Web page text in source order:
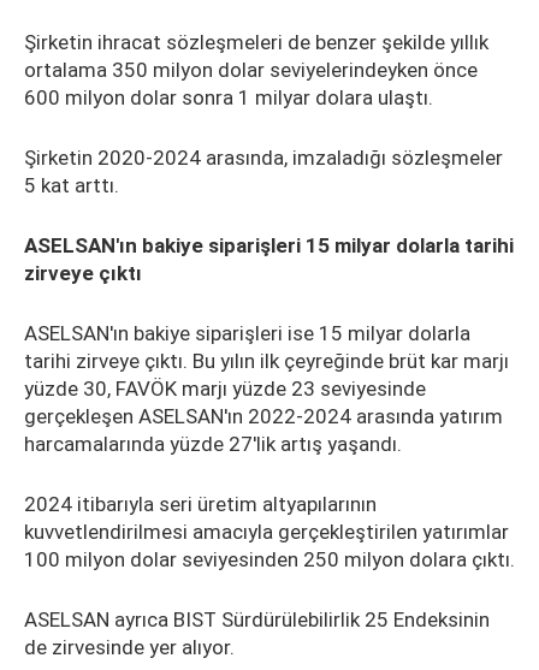
Şirketin ihracat sözleşmeleri de benzer şekilde yıllık
ortalama 350 milyon dolar seviyelerindeyken önce
600 milyon dolar sonra 1 milyar dolara ulaştı.
Şirketin 2020-2024 arasında, imzaladığı sözleşmeler
5 kat arttı.
ASELSAN'ın bakiye siparişleri 15 milyar dolarla tarihi
zirveye çıktı
ASELSAN'ın bakiye siparişleri ise 15 milyar dolarla
tarihi zirveye çıktı. Bu yılın ilk çeyreğinde brüt kar marjı
yüzde 30, FAVÖK marjı yüzde 23 seviyesinde
gerçekleşen ASELSAN'ın 2022-2024 arasında yatırım
harcamalarında yüzde 27'lik artış yaşandı.
2024 itibarıyla seri üretim altyapılarının
kuvvetlendirilmesi amacıyla gerçekleştirilen yatırımlar
100 milyon dolar seviyesinden 250 milyon dolara çıktı.
ASELSAN ayrıca BIST Sürdürülebilirlik 25 Endeksinin
de zirvesinde yer alıyor.